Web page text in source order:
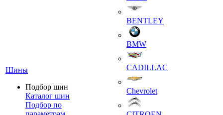
Шины
Подбор шин
Каталог шин
Подбор по
BENTLEY
BMW
CADILLAC
Chevrolet